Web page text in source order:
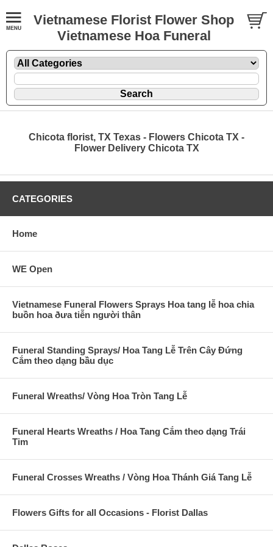
Vietnamese Florist Flower Shop
Vietnamese Hoa Funeral
Chicota florist, TX Texas - Flowers Chicota TX -
Flower Delivery Chicota TX
CATEGORIES
Home
WE Open
Vietnamese Funeral Flowers Sprays Hoa tang lễ hoa chia
buồn hoa ðưa tiễn người thân
Funeral Standing Sprays/ Hoa Tang Lễ Trên Cây Đứng
Cắm theo dạng bầu dục
Funeral Wreaths/ Vòng Hoa Tròn Tang Lễ
Funeral Hearts Wreaths / Hoa Tang Cắm theo dạng Trái
Tim
Funeral Crosses Wreaths / Vòng Hoa Thánh Giá Tang Lễ
Flowers Gifts for all Occasions - Florist Dallas